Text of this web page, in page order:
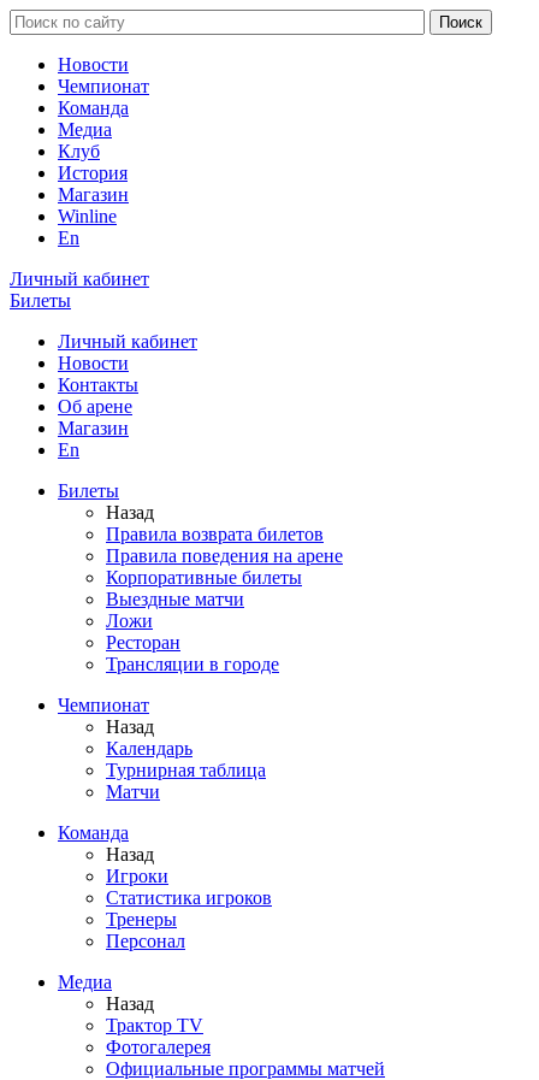
Новости
Чемпионат
Команда
Медиа
Клуб
История
Магазин
Winline
En
Личный кабинет
Билеты
Личный кабинет
Новости
Контакты
Об арене
Магазин
En
Билеты
Назад
Правила возврата билетов
Правила поведения на арене
Корпоративные билеты
Выездные матчи
Ложи
Ресторан
Трансляции в городе
Чемпионат
Назад
Календарь
Турнирная таблица
Матчи
Команда
Назад
Игроки
Статистика игроков
Тренеры
Персонал
Медиа
Назад
Трактор TV
Фотогалерея
Официальные программы матчей